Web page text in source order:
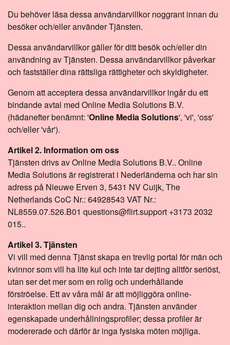
Du behöver läsa dessa användarvillkor noggrant innan du
besöker och/eller använder Tjänsten.
Dessa användarvillkor gäller för ditt besök och/eller din
användning av Tjänsten. Dessa användarvillkor påverkar
och fastställer dina rättsliga rättigheter och skyldigheter.
Genom att acceptera dessa användarvillkor ingår du ett
bindande avtal med Online Media Solutions B.V.
(hädanefter benämnt: 'Online Media Solutions', 'vi', 'oss'
och/eller 'vår').
Artikel 2. Information om oss
Tjänsten drivs av Online Media Solutions B.V.. Online
Media Solutions är registrerat i Nederländerna och har sin
adress på Nieuwe Erven 3, 5431 NV Cuijk, The
Netherlands CoC Nr.: 64928543 VAT Nr.:
NL8559.07.526.B01 questions@flirt.support +3173 2032
015..
Artikel 3. Tjänsten
Vi vill med denna Tjänst skapa en trevlig portal för män och
kvinnor som vill ha lite kul och inte tar dejting alltför seriöst,
utan ser det mer som en rolig och underhållande
förströelse. Ett av våra mål är att möjliggöra online-
interaktion mellan dig och andra. Tjänsten använder
egenskapade underhållningsprofiler; dessa profiler är
modererade och därför är inga fysiska möten möjliga.